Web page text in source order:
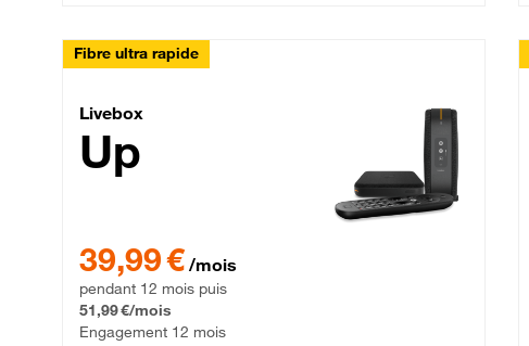
Fibre ultra rapide
Livebox Up Fibre
Livebox
Up
39,99 € /mois
pendant 12 mois puis
51,99 €/mois
Engagement 12 mois